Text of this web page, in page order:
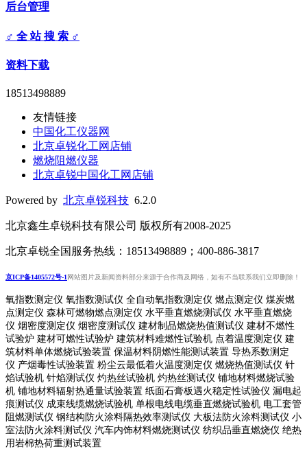
后台管理
♂ 全 站 搜 索 ♂
资料下载
18513498889
友情链接
中国化工仪器网
北京卓锐化工网店铺
燃烧阻燃仪器
北京卓锐中国化工网店铺
Powered by 北京卓锐科技 6.2.0
北京鑫生卓锐科技有限公司 版权所有2008-2025
北京卓锐全国服务热线：18513498889；400-886-3817
京ICP备1405572号-1网站图片及新闻资料部分来源于合作商及网络，如有不当联系我们立即删除！
氧指数测定仪 氧指数测试仪 全自动氧指数测定仪 燃点测定仪 煤炭燃
点测定仪 森林可燃物燃点测定仪 水平垂直燃烧测试仪 水平垂直燃烧
仪 烟密度测定仪 烟密度测试仪 建材制品燃烧热值测试仪 建材不燃性
试验炉 建材可燃性试验炉 建筑材料难燃性试验机 点着温度测定仪 建
筑材料单体燃烧试验装置 保温材料阴燃性能测试装置 导热系数测定
仪 产烟毒性试验装置 粉尘云最低着火温度测定仪 燃烧热值测试仪 针
焰试验机 针焰测试仪 灼热丝试验机 灼热丝测试仪 铺地材料燃烧试验
机 铺地材料辐射热通量试验装置 纸面石膏板遇火稳定性试验仪 漏电起
痕测试仪 成束线缆燃烧试验机 单根电线电缆垂直燃烧试验机 电工套管
阻燃测试仪 钢结构防火涂料隔热效率测试仪 大板法防火涂料测试仪 小
室法防火涂料测试仪 汽车内饰材料燃烧测试仪 纺织品垂直燃烧仪 绝热
用岩棉热荷重测 试装置